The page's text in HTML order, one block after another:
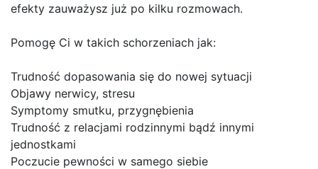
efekty zauważysz już po kilku rozmowach.
Pomogę Ci w takich schorzeniach jak:
Trudność dopasowania się do nowej sytuacji
Objawy nerwicy, stresu
Symptomy smutku, przygnębienia
Trudność z relacjami rodzinnymi bądź innymi
jednostkami
Poczucie pewności w samego siebie